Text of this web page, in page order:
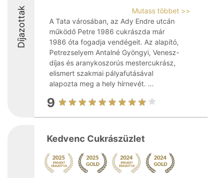
Díjazottak
Mutass többet >>
A Tata városában, az Ady Endre utcán
működő Petre 1986 cukrászda már
1986 óta fogadja vendégeit. Az alapító,
Petrezselyem Antalné Gyöngyi, Venesz-
díjas és aranykoszorús mestercukrász,
elismert szakmai pályafutásával
alapozta meg a hely hírnevét. ...
9
Kedvenc Cukrászüzlet